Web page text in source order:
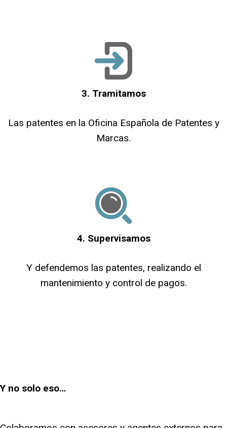
3. Tramitamos
Las patentes en la Oficina Española de Patentes y
Marcas.
4. Supervisamos
Y defendemos las patentes, realizando el
mantenimiento y control de pagos.
Y no solo eso…